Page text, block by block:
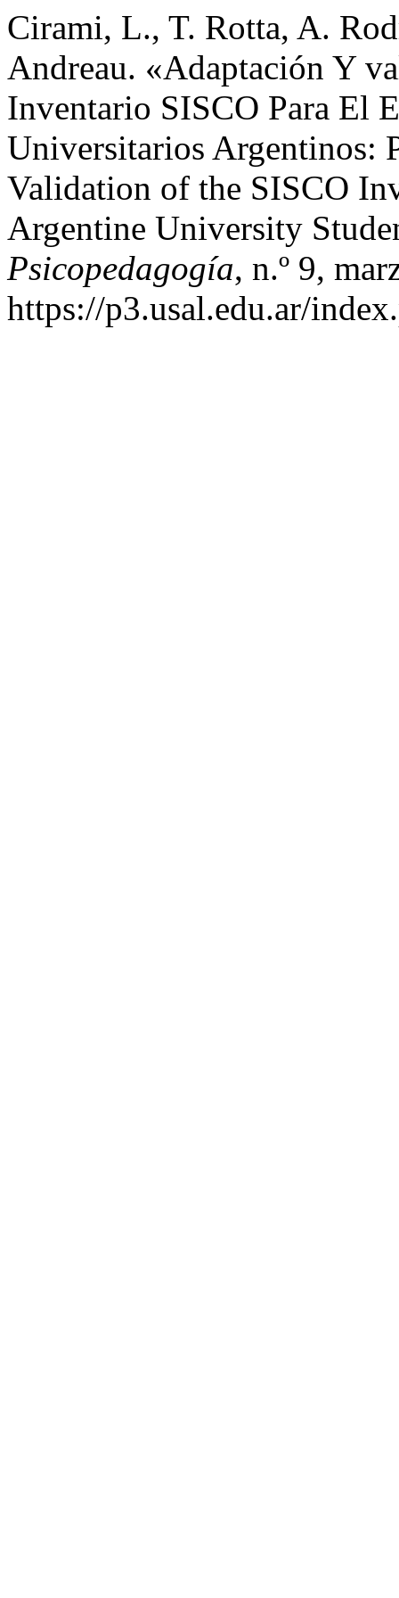
Cirami, L., T. Rotta, A.
Andreau. «Adaptación Y
Inventario SISCO Para El
Universitarios Argentinos:
Validation of the SISCO
Argentine University
Psicopedagogía, n.º 9,
https://p3.usal.edu.ar/